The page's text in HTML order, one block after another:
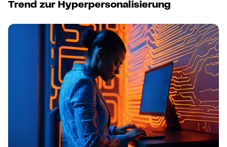
Trend zur Hyperpersonalisierung